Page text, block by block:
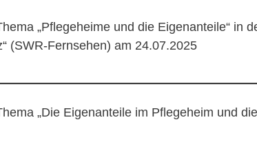
„Pflegeheime und die Eigenanteile“ in
(SWR-Fernsehen) am 24.07.2025
„Die Eigenanteile im Pflegeheim und